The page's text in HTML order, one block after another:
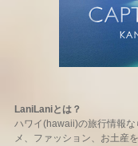
LaniLaniとは？
ハワイ(hawaii)の旅行情報
メ、ファッション、お土産